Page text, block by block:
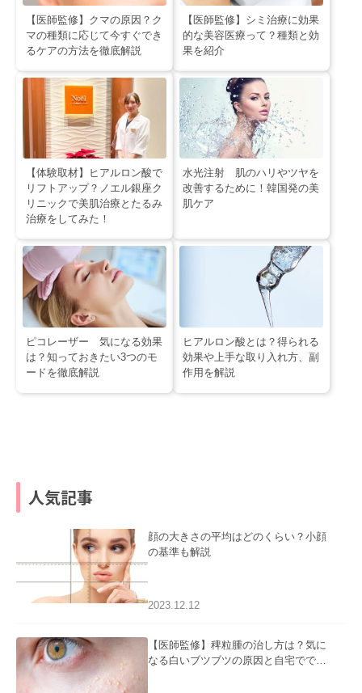
【医師監修】クマの原因？ク
マの種類に応じて今すぐでき
るケアの方法を徹底解説
【医師監修】シミ治療に効果
的な美容医療って？種類と効
果を紹介
【体験取材】ヒアルロン酸で
リフトアップ？ノエル銀座ク
リニックで美肌治療とたるみ
治療をしてみた！
水光注射 肌のハリやツヤを
改善するために！韓国発の美
肌ケア
ピコレーザー 気になる効果
は？知っておきたい3つのモ
ードを徹底解説
ヒアルロン酸とは？得られる
効果や上手な取り入れ方、副
作用を解説
人気記事
顔の大きさの平均はどのくらい？小顔
の基準も解説
2023.12.12
【医師監修】稗粒腫の治し方は？気に
なる白いブツブツの原因と自宅ででき